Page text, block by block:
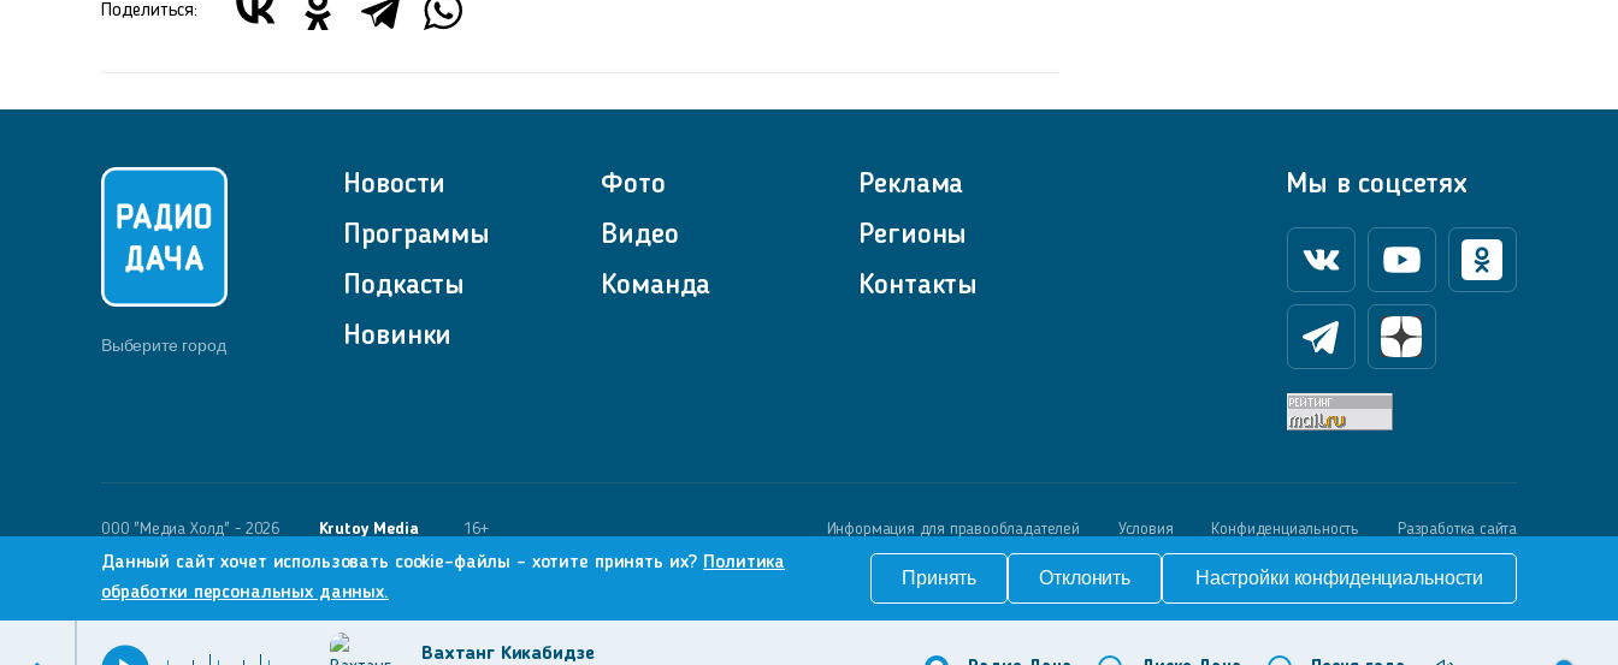
Вахтанг Кикабидзе
Поделиться:
Выберите город
Новости
Программы
Подкасты
Новинки
Фото
Видео
Команда
Реклама
Регионы
Контакты
Мы в соцсетях
ВконтактеYoutube Одноклассники
Телеграм Яндекс Дзен
OOO "Медиа Холд" - 2026 Krutoy Media 16+ Информация для правообладателей Условия Конфиденциальность Разработка сайта
Данный сайт хочет использовать cookie-файлы - хотите принять их? Политика
обработки персональных данных.
Принять Отклонить Настройки конфиденциальности